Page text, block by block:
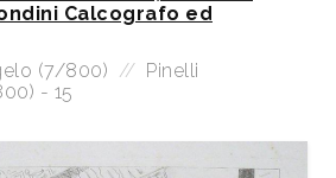
Calcografo ed
(7/800) // Pinelli
- 15